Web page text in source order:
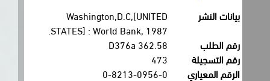
بيانات النشر
Washington,D.C,[UNITED
STATES] : World Bank, 1987.
رقم الطلب
362.58 D376a
رقم التسجيلة
473
الرقم المعياري
0-8213-0956-0